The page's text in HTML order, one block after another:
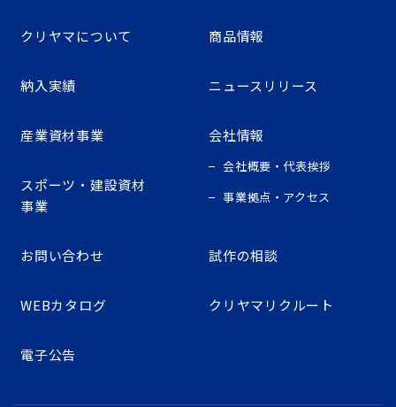
クリヤマについて 商品情報
納入実績 ニュースリリース
産業資材事業
スポーツ・建設資材
事業
会社情報
会社概要・代表挨拶
事業拠点・アクセス
お問い合わせ 試作の相談
WEBカタログ クリヤマリクルート
電子公告